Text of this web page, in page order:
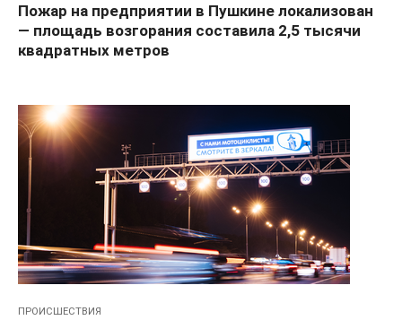
Пожар на предприятии в Пушкине локализован
— площадь возгорания составила 2,5 тысячи
квадратных метров
ПРОИСШЕСТВИЯ